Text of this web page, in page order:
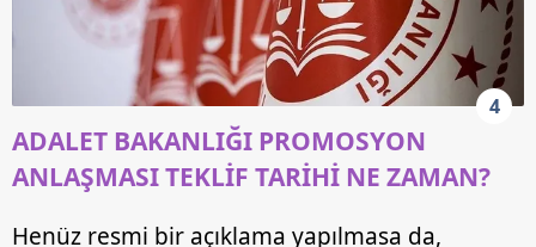
4
ADALET BAKANLIĞI PROMOSYON
ANLAŞMASI TEKLİF TARİHİ NE ZAMAN?
Henüz resmi bir açıklama yapılmasa da,